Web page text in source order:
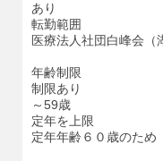
あり
転勤範囲
医療法人社団白峰会（
年齢制限
制限あり
～59歳
定年を上限
定年年齢６０歳のため